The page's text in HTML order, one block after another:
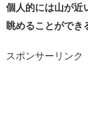
個人的には山が近
眺めることができ
スポンサーリンク